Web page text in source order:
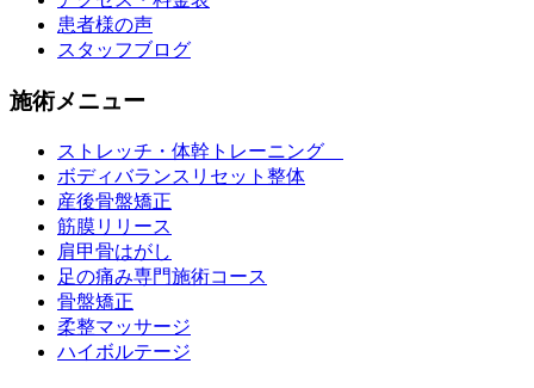
患者様の声
スタッフブログ
施術メニュー
ストレッチ・体幹トレーニング
ボディバランスリセット整体
産後骨盤矯正
筋膜リリース
肩甲骨はがし
足の痛み専門施術コース
骨盤矯正
柔整マッサージ
ハイボルテージ